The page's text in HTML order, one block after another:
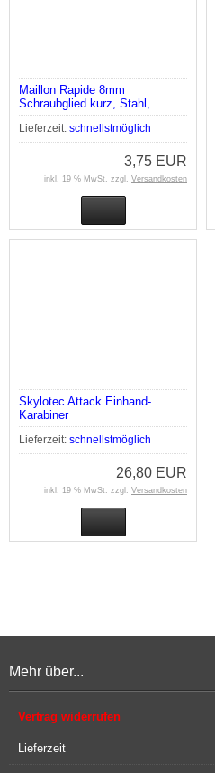
Maillon Rapide 8mm
Schraubglied kurz, Stahl,
genormt
Lieferzeit: schnellstmöglich
3,75 EUR
inkl. 19 % MwSt. zzgl. Versandkosten
Skylotec Attack Einhand-
Karabiner
Lieferzeit: schnellstmöglich
26,80 EUR
inkl. 19 % MwSt. zzgl. Versandkosten
Mehr über...
Vertrag widerrufen
Lieferzeit